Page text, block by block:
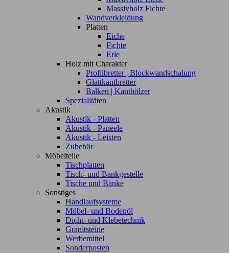
Massivholz Fichte
Wandverkleidung
Platten
Eiche
Fichte
Erle
Holz mit Charakter
Profilbretter | Blockwandschalung
Glattkantbretter
Balken | Kanthölzer
Spezialitäten
Akustik
Akustik - Platten
Akustik - Paneele
Akustik - Leisten
Zubehör
Möbelteile
Tischplatten
Tisch- und Bankgestelle
Tische und Bänke
Sonstiges
Handlaufsysteme
Möbel- und Bodenöl
Dicht- und Klebetechnik
Granitsteine
Werbemittel
Sonderposten